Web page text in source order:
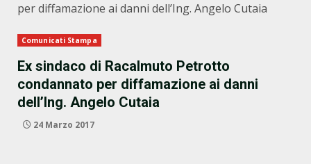
per diffamazione ai danni dell’Ing. Angelo Cutaia
Comunicati Stampa
Ex sindaco di Racalmuto Petrotto
condannato per diffamazione ai danni
dell’Ing. Angelo Cutaia
24 Marzo 2017